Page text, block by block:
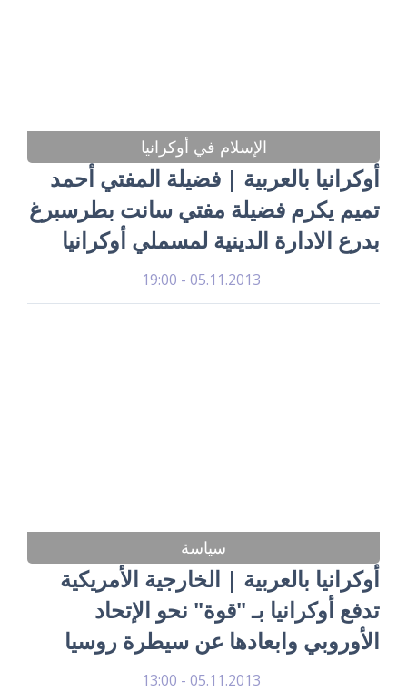
الإسلام في أوكرانيا
أوكرانيا بالعربية | فضيلة المفتي أحمد
تميم يكرم فضيلة مفتي سانت بطرسبرغ
بدرع الادارة الدينية لمسملي أوكرانيا
05.11.2013 - 19:00
سياسة
أوكرانيا بالعربية | الخارجية الأمريكية
تدفع أوكرانيا بـ "قوة" نحو الإتحاد
الأوروبي وابعادها عن سيطرة روسيا
05.11.2013 - 13:00